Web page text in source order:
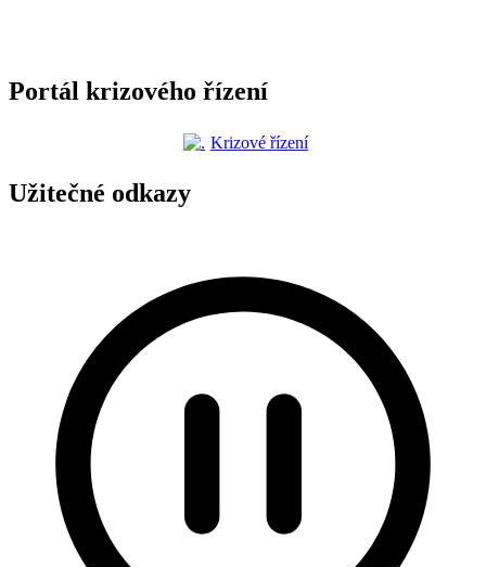
Portál krizového řízení
Krizové řízení
Užitečné odkazy